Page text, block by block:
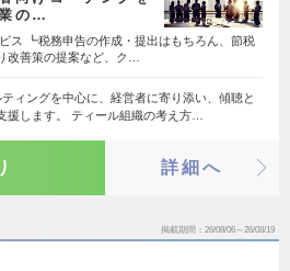
の…
ス ┗税務申告の作成・提出はもちろん、節税
改善策の提案など、ク…
ィングを中心に、経営者に寄り添い、傾聴と
援します。 ティール組織の考え方…
詳細へ
掲載期間 26/08/06～26/08/19